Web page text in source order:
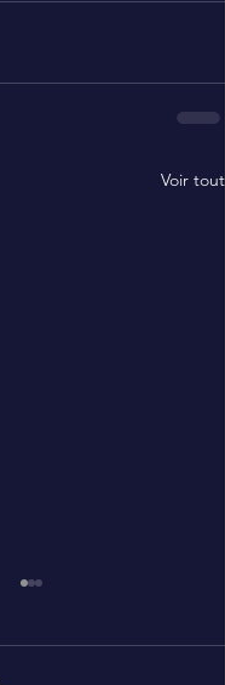
Voir tout